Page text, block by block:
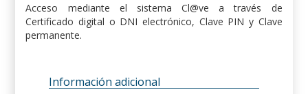
Acceso mediante el sistema Cl@ve a través de
Certificado digital o DNI electrónico, Clave PIN y Clave
permanente.
Información adicional